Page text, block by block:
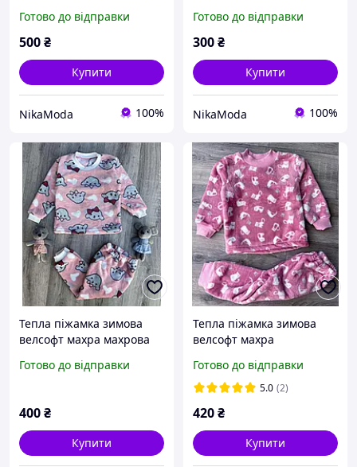
Готово до відправки
500₴
Купити
NikaModa 100%
Готово до відправки
300₴
Купити
NikaModa 100%
Тепла піжамка зимова
велсофт махра махрова
Готово до відправки
400₴
Купити
Тепла піжамка зимова
велсофт махра
Готово до відправки
5.0 (2)
420₴
Купити